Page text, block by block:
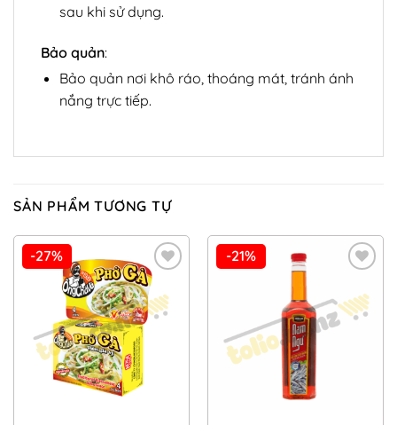
sau khi sử dụng.
Bảo quản:
Bảo quản nơi khô ráo, thoáng mát, tránh ánh
nắng trực tiếp.
SẢN PHẨM TƯƠNG TỰ
-27%
Add to
Wishlist
-21%
Wishlist